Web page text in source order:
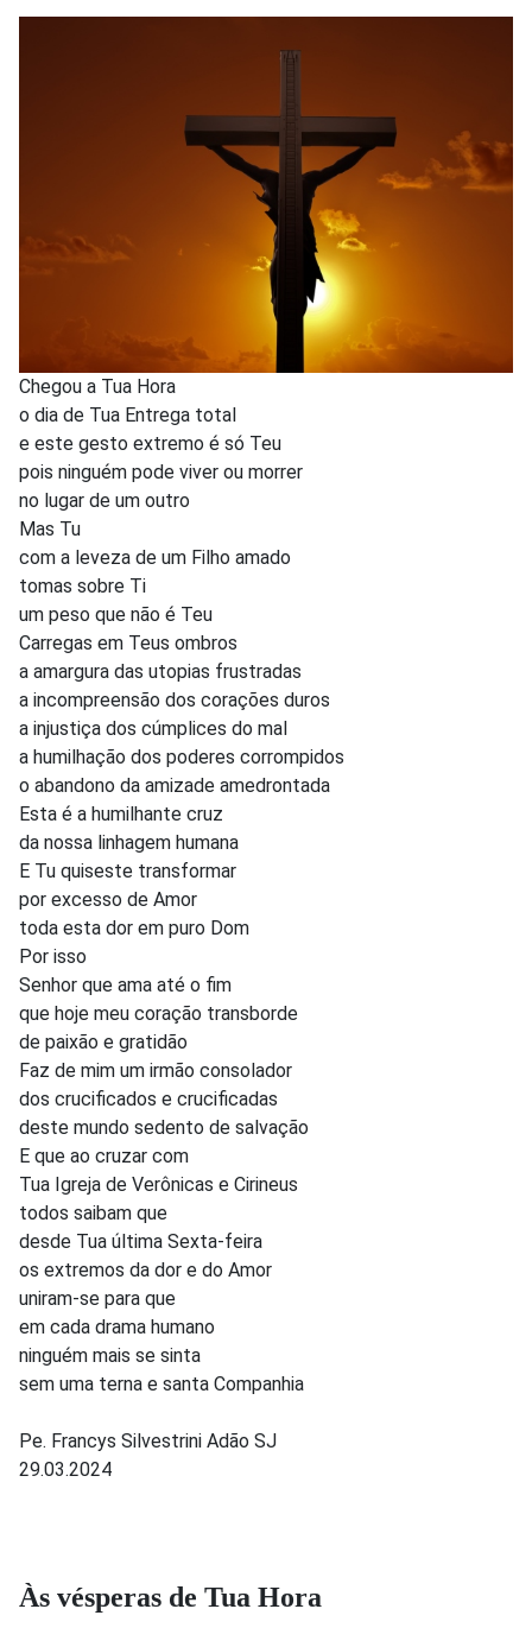
Chegou a Tua Hora
o dia de Tua Entrega total
e este gesto extremo é só Teu
pois ninguém pode viver ou morrer
no lugar de um outro
Mas Tu
com a leveza de um Filho amado
tomas sobre Ti
um peso que não é Teu
Carregas em Teus ombros
a amargura das utopias frustradas
a incompreensão dos corações duros
a injustiça dos cúmplices do mal
a humilhação dos poderes corrompidos
o abandono da amizade amedrontada
Esta é a humilhante cruz
da nossa linhagem humana
E Tu quiseste transformar
por excesso de Amor
toda esta dor em puro Dom
Por isso
Senhor que ama até o fim
que hoje meu coração transborde
de paixão e gratidão
Faz de mim um irmão consolador
dos crucificados e crucificadas
deste mundo sedento de salvação
E que ao cruzar com
Tua Igreja de Verônicas e Cirineus
todos saibam que
desde Tua última Sexta-feira
os extremos da dor e do Amor
uniram-se para que
em cada drama humano
ninguém mais se sinta
sem uma terna e santa Companhia
Pe. Francys Silvestrini Adão SJ
29.03.2024
Às vésperas de Tua Hora